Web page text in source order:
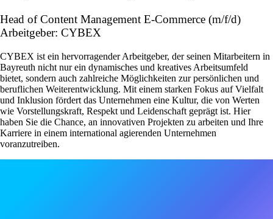
Head of Content Management E-Commerce (m/f/d)
Arbeitgeber: CYBEX
CYBEX ist ein hervorragender Arbeitgeber, der seinen Mitarbeitern in
Bayreuth nicht nur ein dynamisches und kreatives Arbeitsumfeld
bietet, sondern auch zahlreiche Möglichkeiten zur persönlichen und
beruflichen Weiterentwicklung. Mit einem starken Fokus auf Vielfalt
und Inklusion fördert das Unternehmen eine Kultur, die von Werten
wie Vorstellungskraft, Respekt und Leidenschaft geprägt ist. Hier
haben Sie die Chance, an innovativen Projekten zu arbeiten und Ihre
Karriere in einem international agierenden Unternehmen
voranzutreiben.